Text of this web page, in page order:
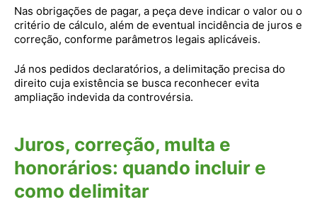
Nas obrigações de pagar, a peça deve indicar o valor ou o
critério de cálculo, além de eventual incidência de juros e
correção, conforme parâmetros legais aplicáveis.
Já nos pedidos declaratórios, a delimitação precisa do
direito cuja existência se busca reconhecer evita
ampliação indevida da controvérsia.
Juros, correção, multa e
honorários: quando incluir e
como delimitar